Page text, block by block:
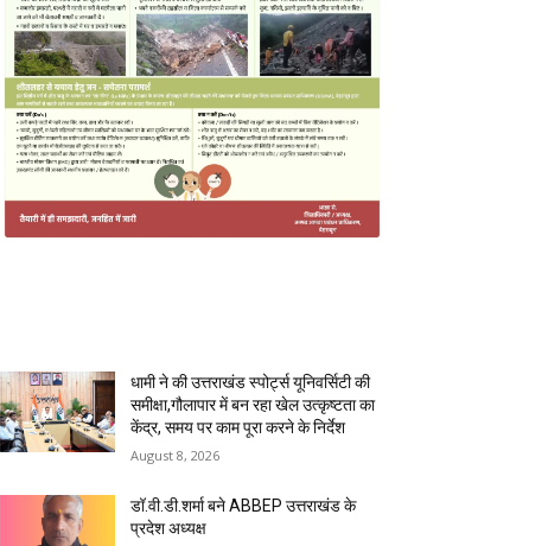
धामी ने की उत्तराखंड स्पोर्ट्स यूनिवर्सिटी की
समीक्षा,गौलापार में बन रहा खेल उत्कृष्टता का
केंद्र, समय पर काम पूरा करने के निर्देश
August 8, 2026
डॉ.वी.डी.शर्मा बने ABBEP उत्तराखंड के
प्रदेश अध्यक्ष